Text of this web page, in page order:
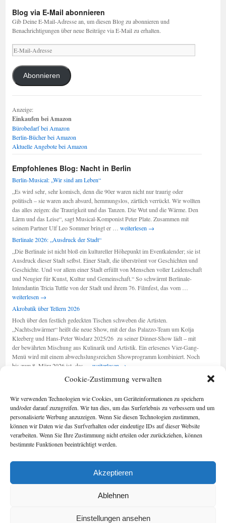
Cookie-Zustimmung verwalten
Wir verwenden Technologien wie Cookies, um Geräteinformationen zu speichern
und/oder darauf zuzugreifen. Wir tun dies, um das Surferlebnis zu verbessern und um
personalisierte Werbung anzuzeigen. Wenn Sie diesen Technologien zustimmen,
können wir Daten wie das Surfverhalten oder eindeutige IDs auf dieser Website
verarbeiten. Wenn Sie Ihre Zustimmung nicht erteilen oder zurückziehen, können
bestimmte Funktionen beeinträchtigt werden.
Akzeptieren
Ablehnen
Einstellungen ansehen
Blog via E-Mail abonnieren
Gib Deine E-Mail-Adresse an, um diesen Blog zu abonnieren und
Benachrichtigungen über neue Beiträge via E-Mail zu erhalten.
E-
Mail-
Adresse
Abonnieren
Anzeige:
Einkaufen bei Amazon
Bürobedarf bei Amazon
Berlin-Bücher bei Amazon
Aktuelle Angebote bei Amazon
Empfohlenes Blog: Nacht in Berlin
Berlin-Musical: „Wir sind am Leben“
„Es wird sehr, sehr komisch, denn die 90er waren nicht nur traurig oder
politisch – sie waren auch absurd, hemmungslos, zärtlich verrückt. Wir wollten
das alles zeigen: die Traurigkeit und das Tanzen. Die Wut und die Wärme. Den
Lärm und das Leise“, sagt Musical-Komponist Peter Plate. Zusammen mit
seinem Partner Ulf Leo Sommer bringt er … Berlin-
sind
am
Leben“
weiterlesen →
Berlinale 2026: „Ausdruck der Stadt“
„Die Berlinale ist nicht bloß ein kultureller Höhepunkt im Eventkalender; sie ist
Ausdruck dieser Stadt selbst. Einer Stadt, die überströmt vor Geschichten und
Geschichte. Und vor allem einer Stadt erfüllt von Menschen voller Leidenschaft
und Neugier für Kunst, Kultur und Gemeinschaft.“ So schwärmt Berlinale-
Intendantin Tricia Tuttle von der Stadt und ihrem 76. Filmfest, das vom …
weiterlesen →
Akrobatik über Tellern 2026
Hoch über den festlich gedeckten Tischen schweben die Artisten.
„Nachtschwärmer“ heißt die neue Show, mit der das Palazzo-Team um Kolja
Kleeberg und Hans-Peter Wodarz 2025/26 zu seiner Dinner-Show lädt – mit
der bewährten Mischung aus Kulinarik und Artistik. Ein erlesenes Vier-Gang-
Menü wird mit einem abwechslungsreichen Showprogramm kombiniert. Noch
bis zum 8. März 2026 ist das … Akrobatik
Tellern
weiterlesen →
Seiten
Berlin im Buch
Cookie-
Richtlinie (EU)
Foto-Blog
Impressum/Date
Kontakt
Kategorien
Kategorien
Geschichten aus Berlin Impressum/Datenschutz